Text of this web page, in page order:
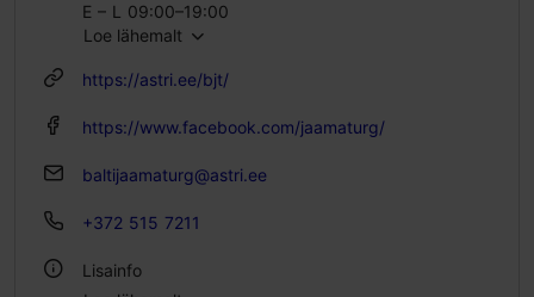
E – L 09:00–19:00
P 09:00–17:00
Loe lähemalt
https://astri.ee/bjt/
https://www.facebook.com/jaamaturg/
baltijaamaturg@astri.ee
+372 515 7211
Lisainfo